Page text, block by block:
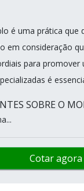
é uma prática que
em consideração
para
é
SOBRE O
Cotar agora